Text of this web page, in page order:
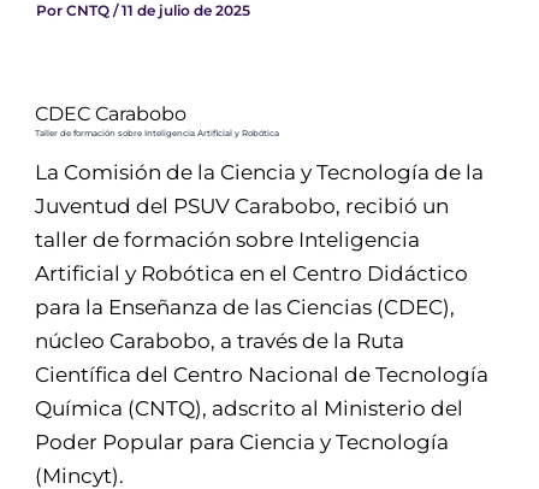
Por CNTQ /11 de julio de 2025
CDEC Carabobo
Taller de formación sobre Inteligencia Artificial y Robótica
La Comisión de la Ciencia y Tecnología de la
Juventud del PSUV Carabobo, recibió un
taller de formación sobre Inteligencia
Artificial y Robótica en el Centro Didáctico
para la Enseñanza de las Ciencias (CDEC),
núcleo Carabobo, a través de la Ruta
Científica del Centro Nacional de Tecnología
Química (CNTQ), adscrito al Ministerio del
Poder Popular para Ciencia y Tecnología
(Mincyt).